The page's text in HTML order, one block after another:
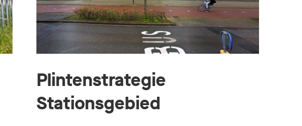
Plintenstrategie
Stationsgebied